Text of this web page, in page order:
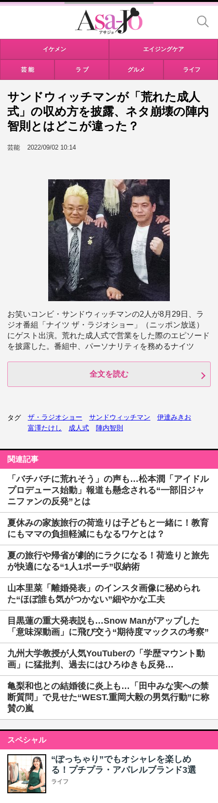
イケメン エイジングケア
芸 能 ラ ブ グルメ ライフ
サンドウィッチマンが「荒れた成人
式」の収め方を披露、ネタ崩壊の陣内
智則とはどこが違った？
芸能 2022/09/02 10:14
お笑いコンビ・サンドウィッチマンの2人が8月29日、ラ
ジオ番組「ナイツ ザ・ラジオショー」（ニッポン放送）
にゲスト出演。荒れた成人式で営業をした際のエピソード
を披露した。番組中、パーソナリティを務めるナイツ
全文を読む
タグ ザ・ラジオショー サンドウィッチマン
伊達みきお
富澤たけし
成人式 陣内智則
関連記事
「バチバチに荒れそう」の声も…松本潤「アイドル
プロデュース始動」報道も懸念される“一部旧ジャ
ニファンの反発”とは
夏休みの家族旅行の荷造りは子どもと一緒に！教育
にもママの負担軽減にもなるワケとは？
夏の旅行や帰省が劇的にラクになる！荷造りと旅先
が快適になる“1人1ポーチ”収納術
山本里菜「離婚発表」のインスタ画像に秘められ
た“ほぼ誰も気がつかない”細やかな工夫
目黒蓮の重大発表説も…Snow Manがアップした
「意味深動画」に飛び交う“期待度マックスの考察”
九州大学教授が人気YouTuberの「学歴マウント動
画」に猛批判、過去にはひろゆきも反発…
亀梨和也との結婚後に炎上も…「田中みな実への禁
断質問」で見せた“WEST.重岡大毅の男気行動”に称
賛の嵐
スペシャル
“ぽっちゃり”でもオシャレを楽しめ
る！プチプラ・アパレルブランド3選
ライフ